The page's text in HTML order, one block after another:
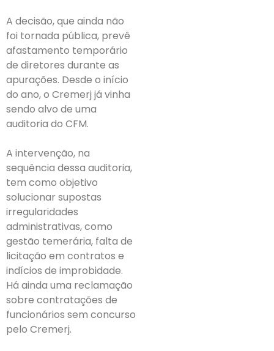
A decisão, que ainda não
foi tornada pública, prevê
afastamento temporário
de diretores durante as
apurações. Desde o início
do ano, o Cremerj já vinha
sendo alvo de uma
auditoria do CFM.
A intervenção, na
sequência dessa auditoria,
tem como objetivo
solucionar supostas
irregularidades
administrativas, como
gestão temerária, falta de
licitação em contratos e
indícios de improbidade.
Há ainda uma reclamação
sobre contratações de
funcionários sem concurso
pelo Cremerj.